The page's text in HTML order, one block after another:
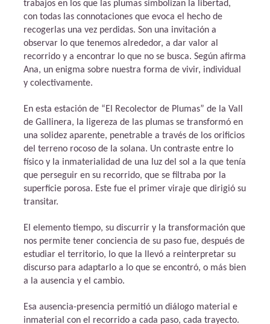
trabajos en los que las plumas simbolizan la libertad,
con todas las connotaciones que evoca el hecho de
recogerlas una vez perdidas. Son una invitación a
observar lo que tenemos alrededor, a dar valor al
recorrido y a encontrar lo que no se busca. Según afirma
Ana, un enigma sobre nuestra forma de vivir, individual
y colectivamente.
En esta estación de “El Recolector de Plumas” de la Vall
de Gallinera, la ligereza de las plumas se transformó en
una solidez aparente, penetrable a través de los orificios
del terreno rocoso de la solana. Un contraste entre lo
físico y la inmaterialidad de una luz del sol a la que tenía
que perseguir en su recorrido, que se filtraba por la
superficie porosa. Este fue el primer viraje que dirigió su
transitar.
El elemento tiempo, su discurrir y la transformación que
nos permite tener conciencia de su paso fue, después de
estudiar el territorio, lo que la llevó a reinterpretar su
discurso para adaptarlo a lo que se encontró, o más bien
a la ausencia y el cambio.
Esa ausencia-presencia permitió un diálogo material e
inmaterial con el recorrido a cada paso, cada trayecto.